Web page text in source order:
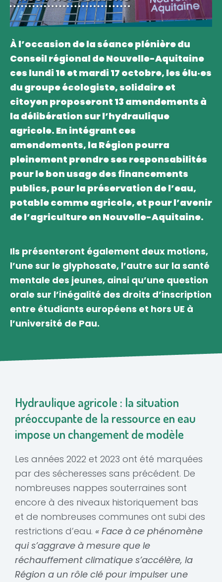
À l’occasion de la séance plénière du
Conseil régional de Nouvelle-Aquitaine
ces lundi 16 et mardi 17 octobre, les élu·es
du groupe écologiste, solidaire et
citoyen proposeront 13 amendements à
la délibération sur l’hydraulique
agricole. En intégrant ces
amendements, la Région pourra
pleinement prendre ses responsabilités
pour le bon usage des financements
publics, pour la préservation de l’eau,
potable comme agricole, et pour l’avenir
de l’agriculture en Nouvelle-Aquitaine.
Ils présenteront également deux motions,
l’une sur le glyphosate, l’autre sur la santé
mentale des jeunes, ainsi qu’une question
orale sur l’inégalité des droits d’inscription
entre étudiants européens et hors UE à
l’université de Pau.
Hydraulique agricole : la situation
préoccupante de la ressource en eau
impose un changement de modèle
Les années 2022 et 2023 ont été marquées
par des sécheresses sans précédent. De
nombreuses nappes souterraines sont
encore à des niveaux historiquement bas
et de nombreuses communes ont subi des
restrictions d’eau. « Face à ce phénomène
qui s’aggrave à mesure que le
réchauffement climatique s’accélère, la
Région a un rôle clé pour impulser une